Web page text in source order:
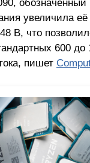
увеличила её
В, что
600 до
пишет